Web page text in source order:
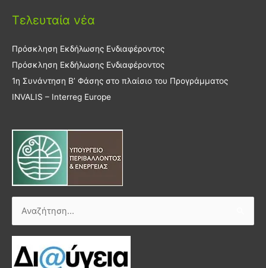
Τελευταία νέα
Πρόσκληση Εκδήλωσης Ενδιαφέροντος
Πρόσκληση Εκδήλωσης Ενδιαφέροντος
1η Συνάντηση Β’ Φάσης στο πλαίσιο του Προγράμματος
INVALIS – Interreg Europe
Αναζήτηση